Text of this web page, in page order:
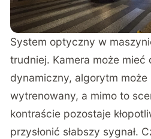
System optyczny w
trudniej. Kamera może mieć
dynamiczny, algorytm
wytrenowany, a mimo to
kontraście pozostaje
przysłonić słabszy sygnał.